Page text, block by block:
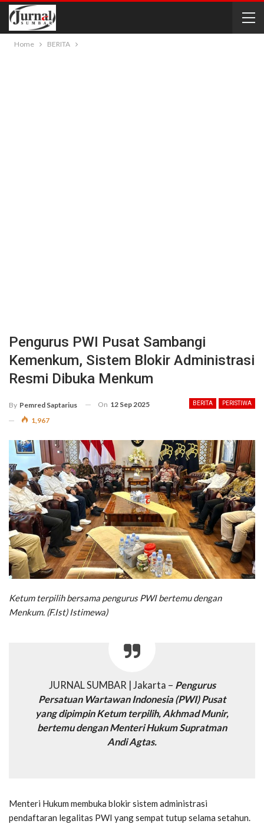
Home BERITA
Pengurus PWI Pusat Sambangi
Kemenkum, Sistem Blokir Administrasi
Resmi Dibuka Menkum
BERITA PERISTIWA
By Pemred Saptarius On 12 Sep 2025
1,967
Ketum terpilih bersama pengurus PWI bertemu dengan
Menkum. (F.Ist) Istimewa)
JURNAL SUMBAR | Jakarta – Pengurus
Persatuan Wartawan Indonesia (PWI) Pusat
yang dipimpin Ketum terpilih, Akhmad Munir,
bertemu dengan Menteri Hukum Supratman
Andi Agtas.
Menteri Hukum membuka blokir sistem administrasi
pendaftaran legalitas PWI yang sempat tutup selama setahun.